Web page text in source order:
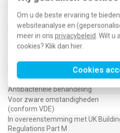
Om u de beste ervaring te
websiteanalyse en
meer in ons privacybeleid. Wilt u
cookies? Klik dan hier.
Cookies
Aantal actieve contacten (rond)
Rond aardingscontact
Compatible met Apple HomeKit
Compatible met Google Assistant
Aardcontact
Antibacteriële behandeling
Voor zware omstandigheden
(conform VDE)
In overeenstemming met UK
Regulations Part M